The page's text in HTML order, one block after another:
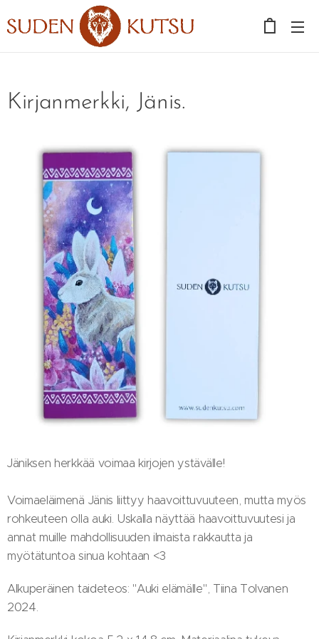
Kirjanmerkki, Jänis.
Jäniksen herkkää voimaa kirjojen ystävälle!
Voimaeläimenä Jänis liittyy haavoittuvuuteen, mutta myös
rohkeuteen olla auki. Uskalla näyttää haavoittuvuutesi ja
annat muille mahdollisuuden ilmaista rakkautta ja
myötätuntoa sinua kohtaan <3
Alkuperäinen taideteos: "Auki elämälle", Tiina Tolvanen
2024.